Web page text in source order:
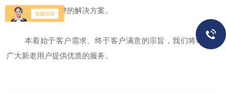
能为客户提供完整的解决方案。
本着始于客户需求、终于客户满意的宗旨，我们将竭诚为
广大新老用户提供优质的服务。